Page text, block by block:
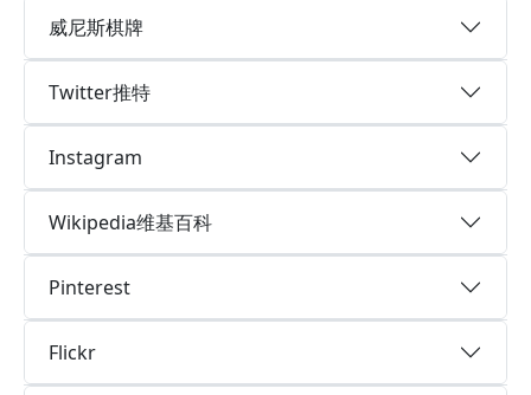
威尼斯棋牌
Twitter推特
Instagram
Wikipedia维基百科
Pinterest
Flickr